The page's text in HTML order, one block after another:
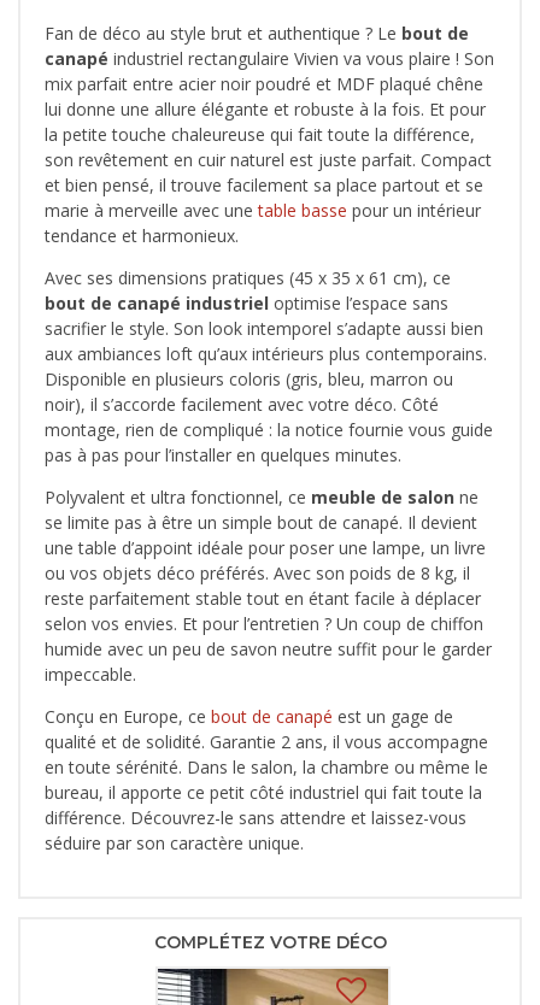
Fan de déco au style brut et authentique ? Le bout de
canapé industriel rectangulaire Vivien va vous plaire ! Son
mix parfait entre acier noir poudré et MDF plaqué chêne
lui donne une allure élégante et robuste à la fois. Et pour
la petite touche chaleureuse qui fait toute la différence,
son revêtement en cuir naturel est juste parfait. Compact
et bien pensé, il trouve facilement sa place partout et se
marie à merveille avec unetable basse pour un intérieur
tendance et harmonieux.
Avec ses dimensions pratiques (45 x 35 x 61 cm), ce
bout de canapé industriel optimise l’espace sans
sacrifier le style. Son look intemporel s’adapte aussi bien
aux ambiances loft qu’aux intérieurs plus contemporains.
Disponible en plusieurs coloris (gris, bleu, marron ou
noir), il s’accorde facilement avec votre déco. Côté
montage, rien de compliqué : la notice fournie vous guide
pas à pas pour l’installer en quelques minutes.
Polyvalent et ultra fonctionnel, ce meuble de salon ne
se limite pas à être un simple bout de canapé. Il devient
une table d’appoint idéale pour poser une lampe, un livre
ou vos objets déco préférés. Avec son poids de 8 kg, il
reste parfaitement stable tout en étant facile à déplacer
selon vos envies. Et pour l’entretien ? Un coup de chiffon
humide avec un peu de savon neutre suffit pour le garder
impeccable.
Conçu en Europe, ce bout de canapé est un gage de
qualité et de solidité. Garantie 2 ans, il vous accompagne
en toute sérénité. Dans le salon, la chambre ou même le
bureau, il apporte ce petit côté industriel qui fait toute la
différence. Découvrez-le sans attendre et laissez-vous
séduire par son caractère unique.
COMPLÉTEZ VOTRE DÉCO